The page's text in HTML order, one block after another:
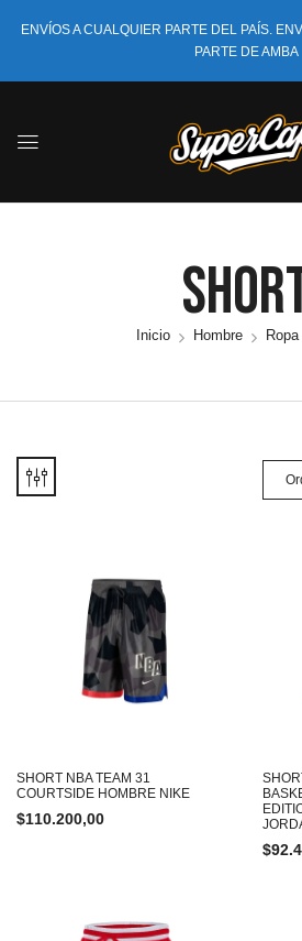
ENVÍOS A CUALQUIER PARTE DEL PAÍS.
PARTE DE AMBA
Inicio Hombre Ropa
SHORT NBA TEAM 31
COURTSIDE HOMBRE NIKE
$110.200,00
$